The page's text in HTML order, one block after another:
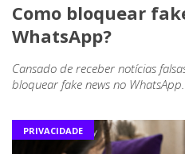
Como bloquear
WhatsApp?
Cansado de receber notícias
bloquear fake news no WhatsApp.
PRIVACIDADE